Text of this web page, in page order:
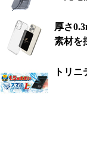
厚さ
素材を
トリ